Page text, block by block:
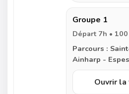
Groupe 1
Départ 7h •
Parcours :
Ainharp -
- Hôpital Saint
Tardets -
Saint-Palais
Ouvrir